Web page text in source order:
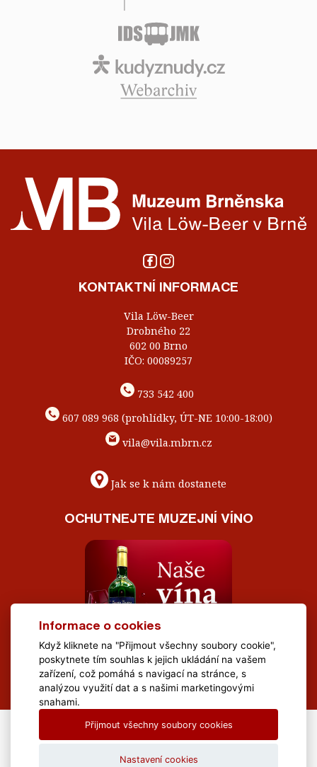
KONTAKTNÍ INFORMACE
Vila Löw-Beer
Drobného 22
602 00 Brno
IČO: 00089257
733 542 400
607 089 968 (prohlídky, ÚT-NE 10:00-18:00)
vila@vila.mbrn.cz
Jak se k nám dostanete
OCHUTNEJTE MUZEJNÍ VÍNO
All Rights Reserved Muzeum Brněnska © 2020, Webdesign by
Informace o cookies
Když kliknete na "Přijmout všechny soubory cookie",
poskytnete tím souhlas k jejich ukládání na vašem
zařízení, což pomáhá s navigací na stránce, s
analýzou využití dat a s našimi marketingovými
snahami.
Přijmout všechny soubory cookies
Nastavení cookies